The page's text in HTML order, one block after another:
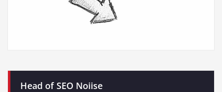
Head of SEO Noiise